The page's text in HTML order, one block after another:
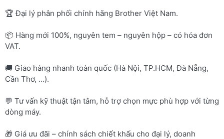
🏆 Đại lý phân phối chính hãng Brother Việt Nam.
📦 Hàng mới 100%, nguyên tem – nguyên hộp – có hóa đơn
VAT.
🚚 Giao hàng nhanh toàn quốc (Hà Nội, TP.HCM, Đà Nẵng,
Cần Thơ, …).
💬 Tư vấn kỹ thuật tận tâm, hỗ trợ chọn mực phù hợp với từng
dòng máy.
🎁 Giá ưu đãi – chính sách chiết khấu cho đại lý, doanh